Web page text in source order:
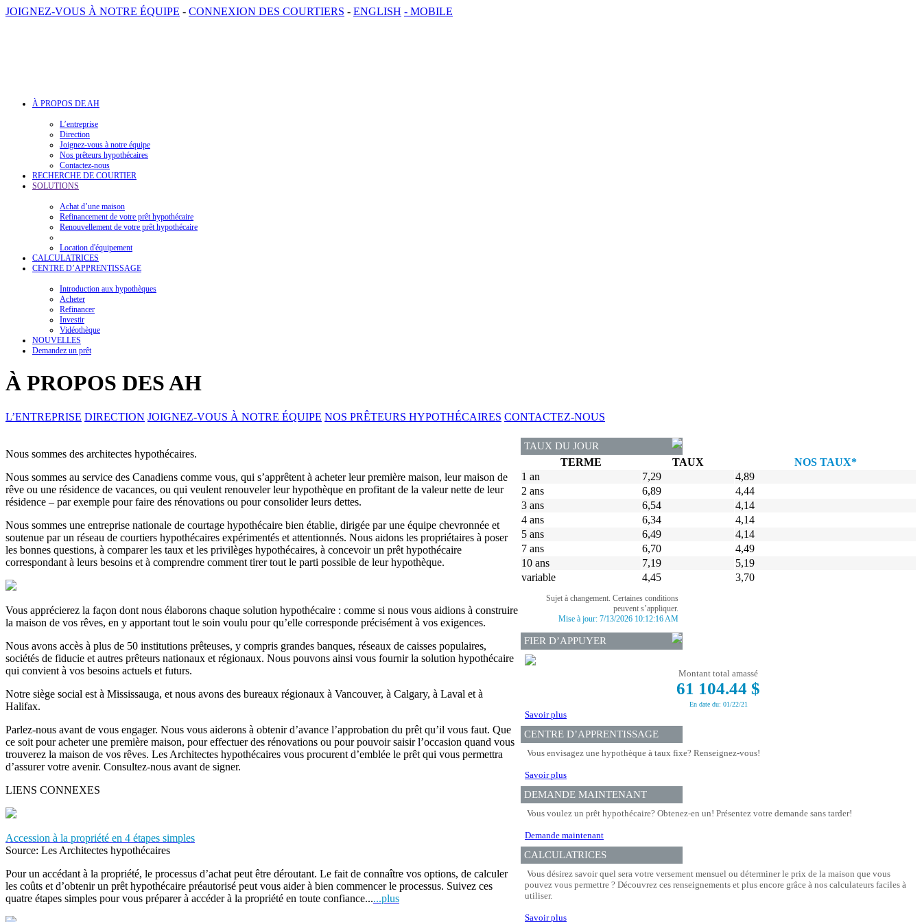
JOIGNEZ-VOUS À NOTRE ÉQUIPE - CONNEXION DES COURTIERS - ENGLISH - MOBILE
À PROPOS DE AH
L’entreprise
Direction
Joignez-vous à notre équipe
Nos prêteurs hypothécaires
Contactez-nous
RECHERCHE DE COURTIER
SOLUTIONS
Achat d’une maison
Refinancement de votre prêt hypothécaire
Renouvellement de votre prêt hypothécaire
Location d'équipement
CALCULATRICES
CENTRE D’APPRENTISSAGE
Introduction aux hypothèques
Acheter
Refinancer
Investir
Vidéothèque
NOUVELLES
Demandez un prêt
À PROPOS DES AH
L’ENTREPRISE DIRECTION JOIGNEZ-VOUS À NOTRE ÉQUIPE NOS PRÊTEURS HYPOTHÉCAIRES CONTACTEZ-NOUS
Nous sommes des architectes hypothécaires.
Nous sommes au service des Canadiens comme vous, qui s’apprêtent à acheter leur première maison, leur maison de
rêve ou une résidence de vacances, ou qui veulent renouveler leur hypothèque en profitant de la valeur nette de leur
résidence – par exemple pour faire des rénovations ou pour consolider leurs dettes.
Nous sommes une entreprise nationale de courtage hypothécaire bien établie, dirigée par une équipe chevronnée et
soutenue par un réseau de courtiers hypothécaires expérimentés et attentionnés. Nous aidons les propriétaires à poser
les bonnes questions, à comparer les taux et les privilèges hypothécaires, à concevoir un prêt hypothécaire
correspondant à leurs besoins et à comprendre comment tirer tout le parti possible de leur hypothèque.
Vous apprécierez la façon dont nous élaborons chaque solution hypothécaire : comme si nous vous aidions à construire
la maison de vos rêves, en y apportant tout le soin voulu pour qu’elle corresponde précisément à vos exigences.
Nous avons accès à plus de 50 institutions prêteuses, y compris grandes banques, réseaux de caisses populaires,
sociétés de fiducie et autres prêteurs nationaux et régionaux. Nous pouvons ainsi vous fournir la solution hypothécaire
qui convient à vos besoins actuels et futurs.
Notre siège social est à Mississauga, et nous avons des bureaux régionaux à Vancouver, à Calgary, à Laval et à
Halifax.
Parlez-nous avant de vous engager. Nous vous aiderons à obtenir d’avance l’approbation du prêt qu’il vous faut. Que
ce soit pour acheter une première maison, pour effectuer des rénovations ou pour pouvoir saisir l’occasion quand vous
trouverez la maison de vos rêves. Les Architectes hypothécaires vous procurent d’emblée le prêt qui vous permettra
d’assurer votre avenir. Consultez-nous avant de signer.
LIENS CONNEXES
Accession à la propriété en 4 étapes simples
Source: Les Architectes hypothécaires
Pour un accédant à la propriété, le processus d’achat peut être déroutant. Le fait de connaître vos options, de calculer
les coûts et d’obtenir un prêt hypothécaire préautorisé peut vous aider à bien commencer le processus. Suivez ces
quatre étapes simples pour vous préparer à accéder à la propriété en toute confiance......plus
TAUX DU JOUR
TERME TAUX
NOS TAUX*
1 an
7,29
4,89
2 ans
6,89
4,44
3 ans
6,54
4,14
4 ans
6,34
4,14
5 ans
6,49
4,14
7 ans
6,70
4,49
10 ans
7,19
5,19
variable
4,45 3,70
Sujet à changement. Certaines conditions
peuvent s’appliquer.
Mise à jour: 7/13/2026 10:12:16 AM
FIER D’APPUYER
Montant total amassé
61 104.44 $
En date du: 01/22/21
Savoir plus
CENTRE D’APPRENTISSAGE
Vous envisagez une hypothèque à taux fixe? Renseignez-vous!
Savoir plus
DEMANDE MAINTENANT
Vous voulez un prêt hypothécaire? Obtenez-en un! Présentez votre demande sans tarder!
Demande maintenant
CALCULATRICES
Vous désirez savoir quel sera votre versement mensuel ou déterminer le prix de la maison que vous
pouvez vous permettre ? Découvrez ces renseignements et plus encore grâce à nos calculateurs faciles à
utiliser.
Savoir plus